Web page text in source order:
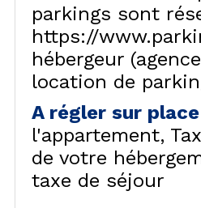
parkings sont
https://
hébergeur
location de
A régler sur
l'appartement
de votre
taxe de séjour